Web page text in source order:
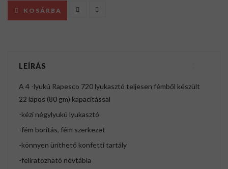
KOSÁRBA
LEÍRÁS
A 4 -lyukú Rapesco 720 lyukasztó teljesen fémből készült
22 lapos (80 gm) kapacitással
-kézi négylyukú lyukasztó
-fém borítás, fém szerkezet
-könnyen üríthető konfetti tartály
-feliratozható névtábla